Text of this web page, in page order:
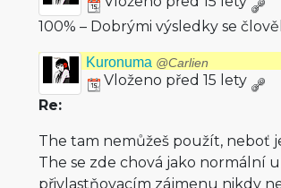
100% – Dobrými výsledky se
Kuronuma @Carlien
Vloženo před 15 lety
Re:
The tam nemůžeš použít, neboť
The se zde chová jako normální
přivlastňovacím zájmenu nikdy